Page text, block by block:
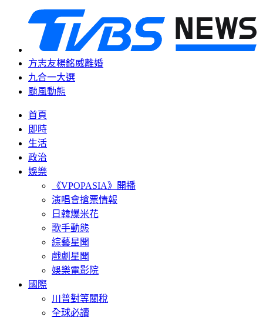
方志友楊銘威離婚
九合一大選
颱風動態
首頁
即時
生活
政治
娛樂
《VPOPASIA》開播
演唱會搶票情報
日韓爆米花
歌手動態
綜藝星聞
戲劇星聞
娛樂電影院
國際
川普對等關稅
全球必讀